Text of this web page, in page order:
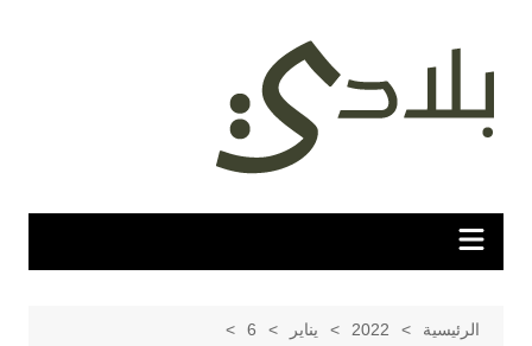
المحتوى
الرئيسية 2022 يناير
6